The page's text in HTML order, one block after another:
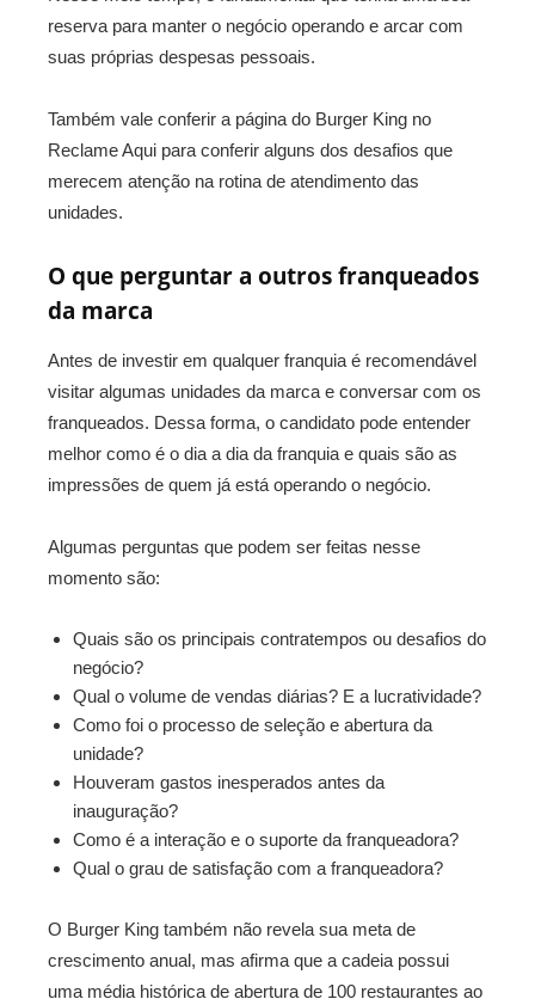
reserva para manter o negócio operando e arcar com
suas próprias despesas pessoais.
Também vale conferir a página do Burger King no
Reclame Aqui para conferir alguns dos desafios que
merecem atenção na rotina de atendimento das
unidades.
O que perguntar a outros franqueados
da marca
Antes de investir em qualquer franquia é recomendável
visitar algumas unidades da marca e conversar com os
franqueados. Dessa forma, o candidato pode entender
melhor como é o dia a dia da franquia e quais são as
impressões de quem já está operando o negócio.
Algumas perguntas que podem ser feitas nesse
momento são:
Quais são os principais contratempos ou desafios do
negócio?
Qual o volume de vendas diárias? E a lucratividade?
Como foi o processo de seleção e abertura da
unidade?
Houveram gastos inesperados antes da
inauguração?
Como é a interação e o suporte da franqueadora?
Qual o grau de satisfação com a franqueadora?
O Burger King também não revela sua meta de
crescimento anual, mas afirma que a cadeia possui
uma média histórica de abertura de 100 restaurantes ao